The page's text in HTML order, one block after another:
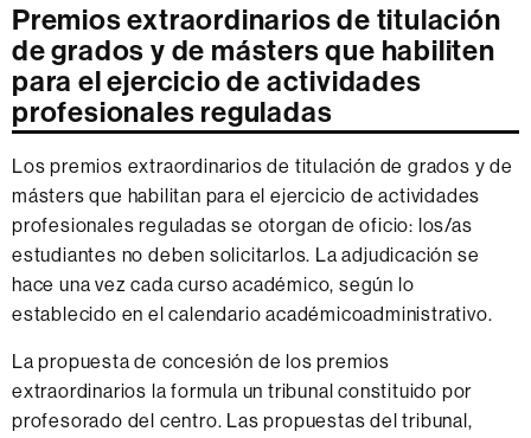
Premios extraordinarios de titulación
de grados y de másters que habiliten
para el ejercicio de actividades
profesionales reguladas
Los premios extraordinarios de titulación de grados y de
másters que habilitan para el ejercicio de actividades
profesionales reguladas se otorgan de oficio: los/as
estudiantes no deben solicitarlos. La adjudicación se
hace una vez cada curso académico, según lo
establecido en el calendario académicoadministrativo.
La propuesta de concesión de los premios
extraordinarios la formula un tribunal constituido por
profesorado del centro. Las propuestas del tribunal,